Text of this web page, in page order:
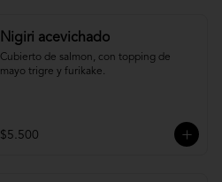
Nigiri acevichado
Cubierto de salmon, con topping de
mayo trigre y furikake.
$5.500